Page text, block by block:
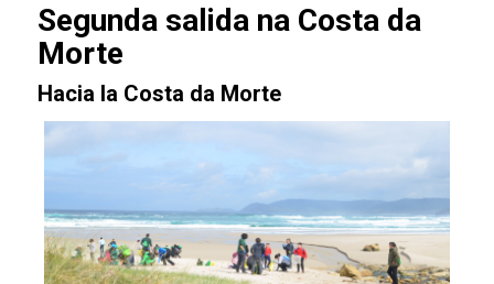
Segunda salida na Costa da
Morte
Hacia la Costa da Morte